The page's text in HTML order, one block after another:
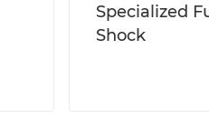
Specialized
Shock